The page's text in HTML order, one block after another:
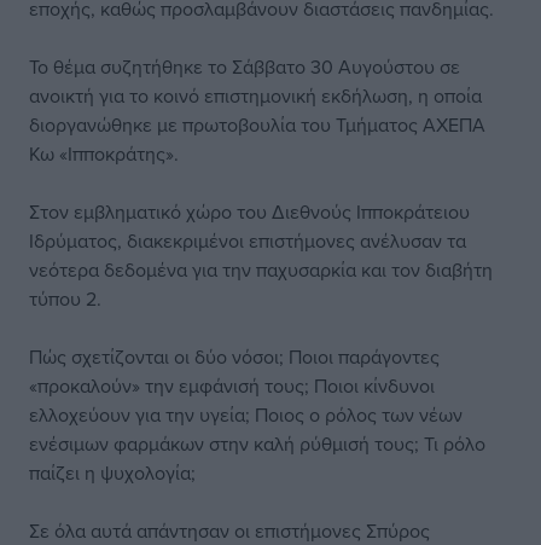
εποχής, καθώς προσλαμβάνουν διαστάσεις πανδημίας.
Το θέμα συζητήθηκε το Σάββατο 30 Αυγούστου σε
ανοικτή για το κοινό επιστημονική εκδήλωση, η οποία
διοργανώθηκε με πρωτοβουλία του Τμήματος ΑΧΕΠΑ
Κω «Ιπποκράτης».
Στον εμβληματικό χώρο του Διεθνούς Ιπποκράτειου
Ιδρύματος, διακεκριμένοι επιστήμονες ανέλυσαν τα
νεότερα δεδομένα για την παχυσαρκία και τον διαβήτη
τύπου 2.
Πώς σχετίζονται οι δύο νόσοι; Ποιοι παράγοντες
«προκαλούν» την εμφάνισή τους; Ποιοι κίνδυνοι
ελλοχεύουν για την υγεία; Ποιος ο ρόλος των νέων
ενέσιμων φαρμάκων στην καλή ρύθμισή τους; Τι ρόλο
παίζει η ψυχολογία;
Σε όλα αυτά απάντησαν οι επιστήμονες Σπύρος